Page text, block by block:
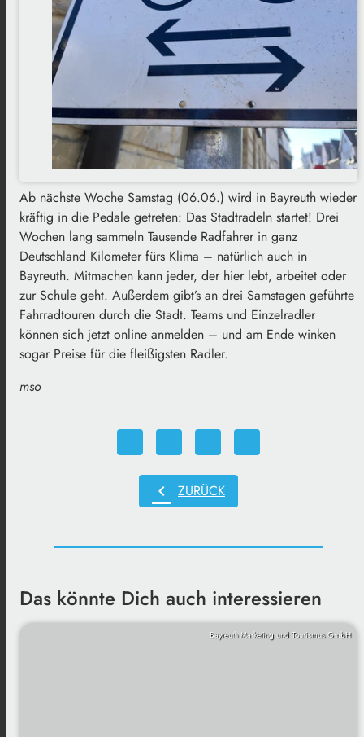
Ab nächste Woche Samstag (06.06.) wird in Bayreuth wieder
kräftig in die Pedale getreten: Das Stadtradeln startet! Drei
Wochen lang sammeln Tausende Radfahrer in ganz
Deutschland Kilometer fürs Klima – natürlich auch in
Bayreuth. Mitmachen kann jeder, der hier lebt, arbeitet oder
zur Schule geht. Außerdem gibt’s an drei Samstagen geführte
Fahrradtouren durch die Stadt. Teams und Einzelradler
können sich jetzt online anmelden – und am Ende winken
sogar Preise für die fleißigsten Radler.
mso
chevron_left ZURÜCK
Das könnte Dich auch interessieren
Bayreuth Marketing und Tourismus GmbH